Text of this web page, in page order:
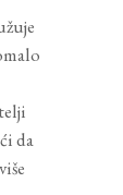
da